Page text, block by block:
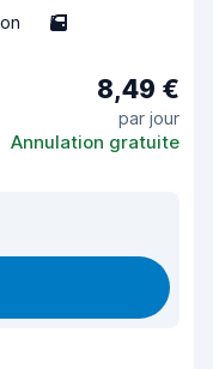
5
8,49 €
par jour
Annulation gratuite